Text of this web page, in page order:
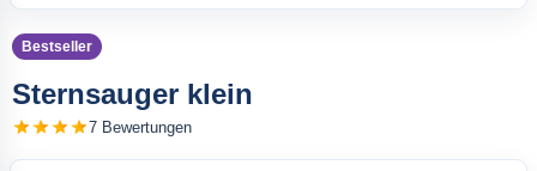
Bestseller
Sternsauger klein
7 Bewertungen